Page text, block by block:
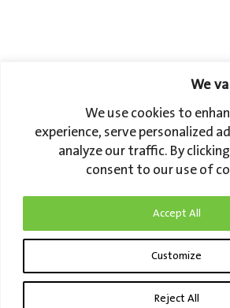
We
We use cookies to
experience, serve personalized
analyze our traffic. By
consent to our use of
Customize
Reject All
Accept All
Q5 Arabia for Business Services is a trading name of Q5 Ltd,
Commercial Number: 1009072052